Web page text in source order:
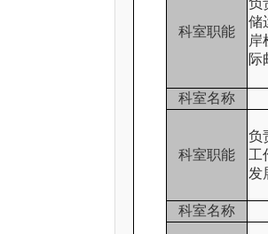
科室职能
负
储
岸
际
科室名称
科室职能
负
工
发
科室名称